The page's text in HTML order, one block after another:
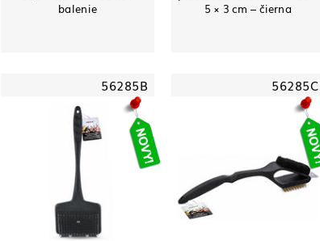
balenie
5 × 3 cm – čierna
56285B 56285C